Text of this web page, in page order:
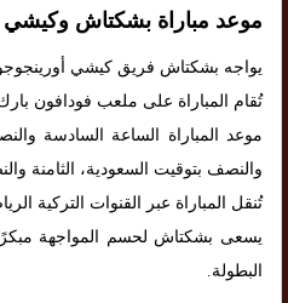
موعد مباراة بشكتاش وكيشي
يواجه بشكتاش فريق كيشي
تُقام المباراة على ملعب فودافون
موعد المباراة الساعة السادسة
والنصف بتوقيت السعودية، الثامنة
تُنقل المباراة عبر القنوات التركية
يسعى بشكتاش لحسم المواجهة
البطولة.